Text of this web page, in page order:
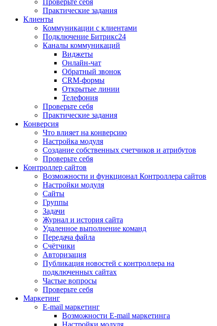
Проверьте себя
Практические задания
Клиенты
Коммуникации с клиентами
Подключение Битрикс24
Каналы коммуникаций
Виджеты
Онлайн-чат
Обратный звонок
CRM-формы
Открытые линии
Телефония
Проверьте себя
Практические задания
Конверсия
Что влияет на конверсию
Настройка модуля
Создание собственных счетчиков и атрибутов
Проверьте себя
Контроллер сайтов
Возможности и функционал Контроллера сайтов
Настройки модуля
Сайты
Группы
Задачи
Журнал и история сайта
Удаленное выполнение команд
Передача файла
Счётчики
Авторизация
Публикация новостей с контроллера на
подключенных сайтах
Частые вопросы
Проверьте себя
Маркетинг
E-mail маркетинг
Возможности E-mail маркетинга
Настройки модуля